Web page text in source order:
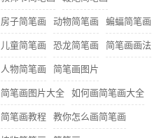
房子简笔画 动物简笔画 蝙蝠简笔画
儿童简笔画 恐龙简笔画 简笔画画法
人物简笔画 简笔画图片
简笔画图片大全 如何画简笔画大全
简笔画教程 教你怎么画简笔画